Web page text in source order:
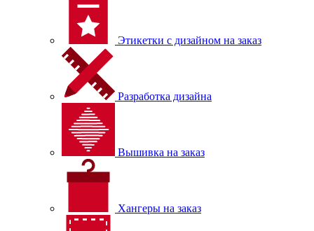
Этикетки с дизайном на заказ
Разработка дизайна
Вышивка на заказ
Хангеры на заказ